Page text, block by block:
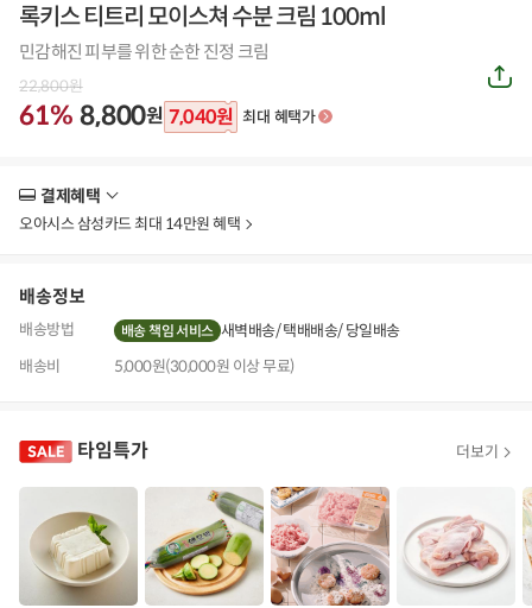
록키스 티트리 모이스쳐 수분 크림 100ml
민감해진 피부를 위한 순한 진정 크림
22,800원
61% 8,800원 7,040원 최대 혜택가
공
유
결제혜택
보
오아시스 삼성카드 최대 14만원 혜택
배송정보
배송방법 배송 책임 서비스 새벽배송 택배배송 당일배송
배송비
5,000원(30,000원 이상 무료)
타임특가 더보기